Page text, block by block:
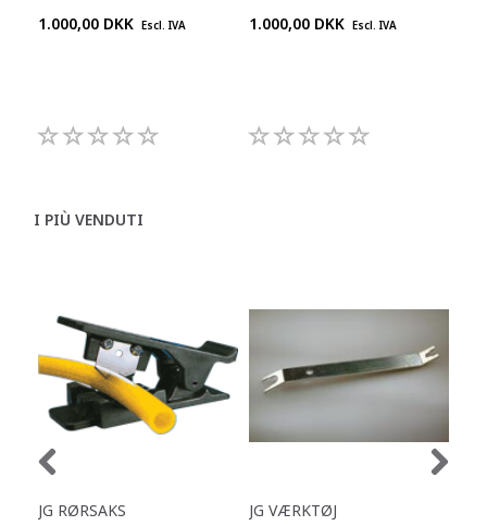
1.000,00 DKK Escl. IVA
1.000,00 DKK Escl. IVA
I PIÙ VENDUTI
JG RØRSAKS JG VÆRKTØJ